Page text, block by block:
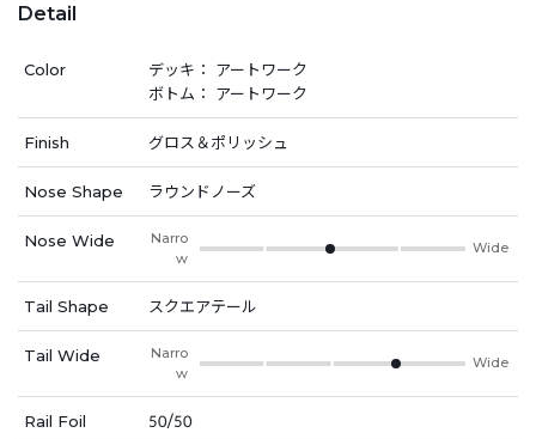
Detail
Color
デッキ： アートワーク
ボトム： アートワーク
Finish グロス＆ポリッシュ
Nose Shape ラウンドノーズ
Nose Wide
Narro
w
Wide
Tail Shape スクエアテール
Tail Wide
Narro
w
Wide
Rail Foil 50/50